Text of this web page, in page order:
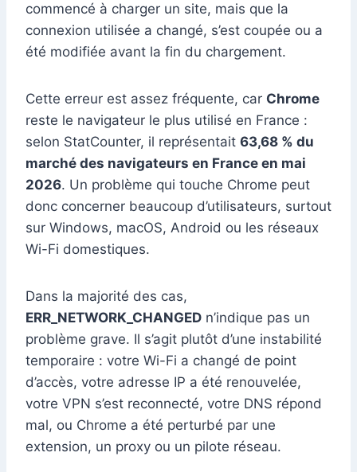
commencé à charger un site, mais que la
connexion utilisée a changé, s’est coupée ou a
été modifiée avant la fin du chargement.
Cette erreur est assez fréquente, car Chrome
reste le navigateur le plus utilisé en France :
selon StatCounter, il représentait 63,68 % du
marché des navigateurs en France en mai
2026. Un problème qui touche Chrome peut
donc concerner beaucoup d’utilisateurs, surtout
sur Windows, macOS, Android ou les réseaux
Wi-Fi domestiques.
Dans la majorité des cas,
ERR_NETWORK_CHANGED n’indique pas un
problème grave. Il s’agit plutôt d’une instabilité
temporaire : votre Wi-Fi a changé de point
d’accès, votre adresse IP a été renouvelée,
votre VPN s’est reconnecté, votre DNS répond
mal, ou Chrome a été perturbé par une
extension, un proxy ou un pilote réseau.